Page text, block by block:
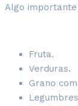
Algo
Fruta.
Verduras.
Grano